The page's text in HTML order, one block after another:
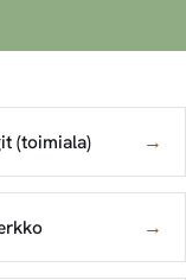
(toimiala) →
→